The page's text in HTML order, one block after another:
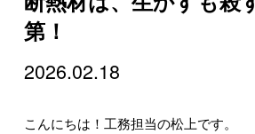
第！
2026.02.18
こんにちは！工務担当の松上です。